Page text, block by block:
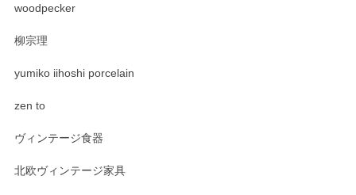
woodpecker
柳宗理
yumiko iihoshi porcelain
zen to
ヴィンテージ食器
北欧ヴィンテージ家具